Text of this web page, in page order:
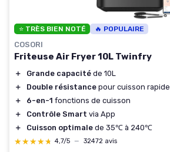
⭐ TRÈS BIEN NOTÉ 🔥 POPULAIRE
COSORI
Friteuse Air Fryer 10L Twinfry
＋ Grande capacité de 10L
＋
Double résistance pour cuisson rapide
＋
6-en-1 fonctions de cuisson
＋
Contrôle Smart via App
＋
Cuisson optimale de 35℃ à 240℃
★★★★★
★★★★★ 4,7/5 — 32472 avis